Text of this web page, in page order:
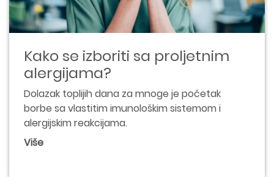
Kako se izboriti sa proljetnim
alergijama?
Dolazak toplijih dana za mnoge je početak
borbe sa vlastitim imunološkim sistemom i
alergijskim reakcijama.
Više